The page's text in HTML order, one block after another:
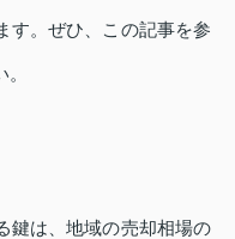
す。ぜひ、この記事を参
鍵は、地域の売却相場の